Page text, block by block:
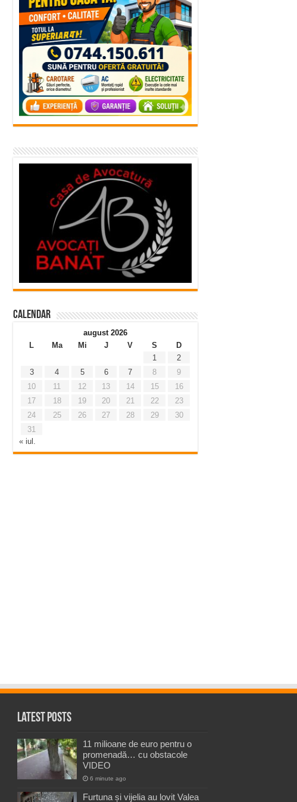
Calendar
august 2026
L
Ma Mi J V S
D
1
2
3
4 5 6 7 8
9
10
11 12 13 14 15
16
17
18 19 20 21 22
23
24
25 26 27 28 29
30
31
« iul.
Latest Posts
11 milioane de euro pentru o
promenadă… cu obstacole
VIDEO
6 minute ago
Furtuna și vijelia au lovit Valea